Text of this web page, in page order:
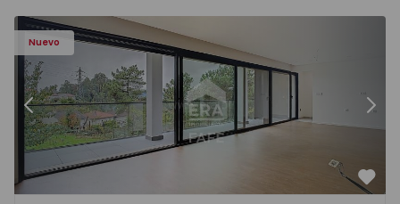
Nuevo
Anterior